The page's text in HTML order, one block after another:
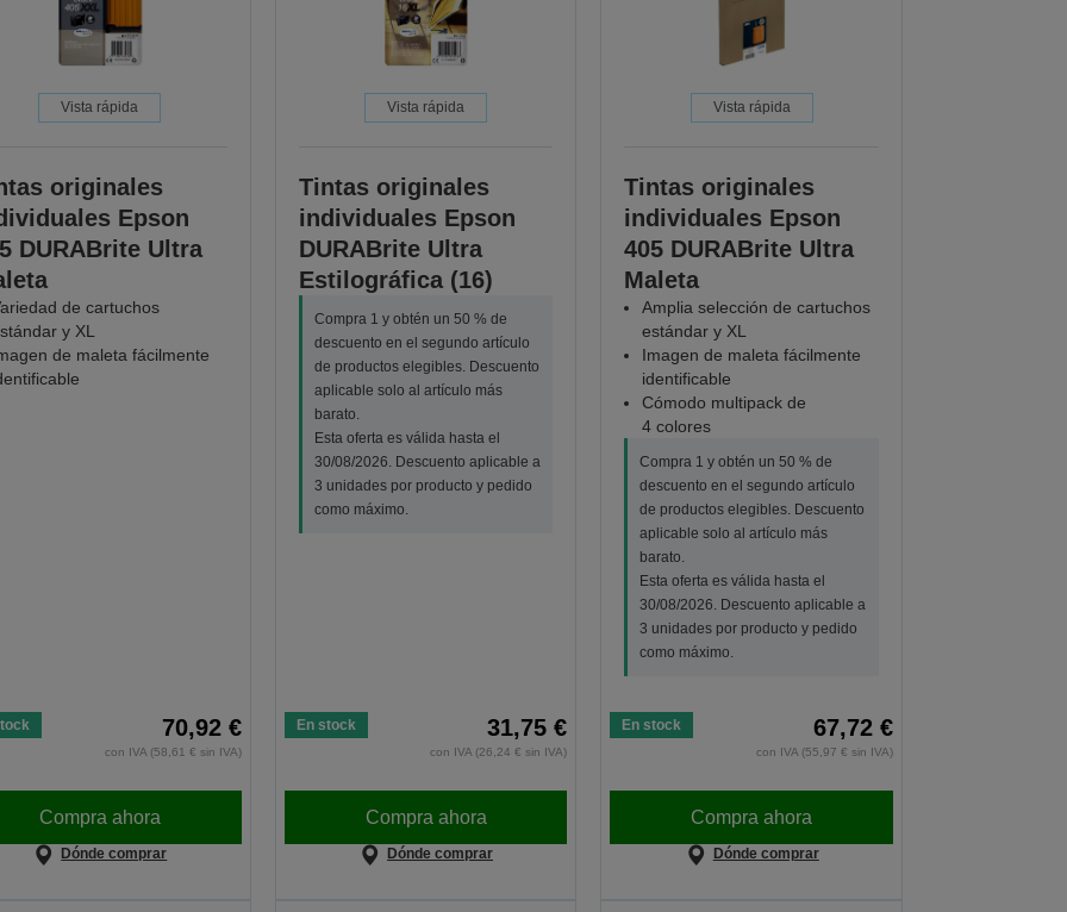
Vista rápida
originales
Epson
DURABrite Ultra
de cartuchos
y XL
de maleta fácilmente
70,92 €
con IVA (58,61 € sin IVA)
Compra ahora
Dónde comprar
Vista rápida
Tintas originales
individuales Epson
DURABrite Ultra
Estilográfica (16)
Compra 1 y obtén un 50 % de
descuento en el segundo artículo
de productos elegibles. Descuento
aplicable solo al artículo más
barato.
Esta oferta es válida hasta el
30/08/2026. Descuento aplicable a
3 unidades por producto y pedido
como máximo.
En stock 31,75 €
con IVA (26,24 € sin IVA)
Compra ahora
Dónde comprar
Vista rápida
Tintas originales
individuales Epson
405 DURABrite Ultra
Maleta
Amplia selección de cartuchos
estándar y XL
Imagen de maleta fácilmente
identificable
Cómodo multipack de
4 colores
Compra 1 y obtén un 50 % de
descuento en el segundo artículo
de productos elegibles. Descuento
aplicable solo al artículo más
barato.
Esta oferta es válida hasta el
30/08/2026. Descuento aplicable a
3 unidades por producto y pedido
como máximo.
En stock 67,72 €
con IVA (55,97 € sin IVA)
Compra ahora
Dónde comprar